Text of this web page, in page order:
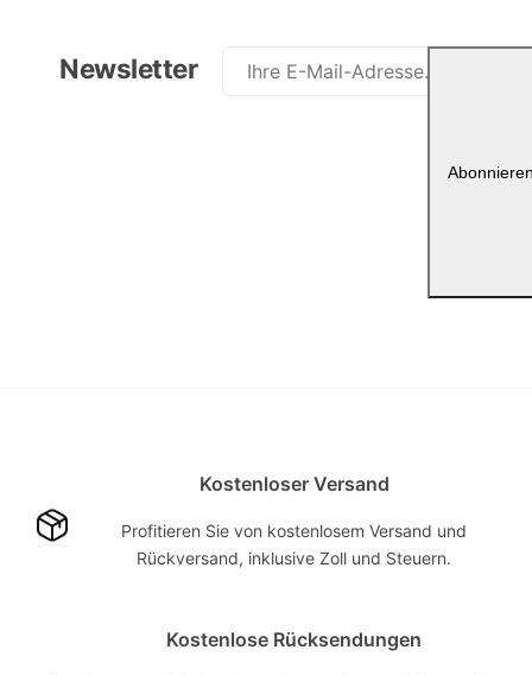
Paketprodukt
Newsletter
Kostenloser Versand
Profitieren Sie von kostenlosem Versand und
Rückversand, inklusive Zoll und Steuern.
Kostenlose Rücksendungen